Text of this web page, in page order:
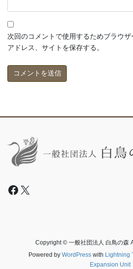
次回のコメントで使用するためブラウ
アドレス、サイトを保存する。
Facebook
X
Copyright © 一般社団法人 白鳥の森
Powered by WordPresswith Lightning
Expansion Unit